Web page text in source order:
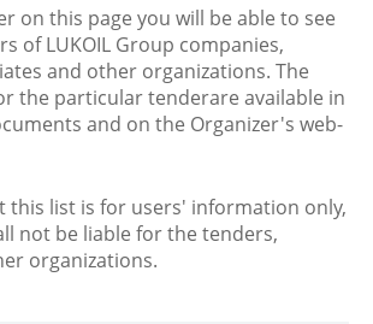
on this page you will be able to see
of LUKOIL Group companies,
and other organizations. The
the particular tenderare available in
and on the Organizer's web-
this list is for users' information only,
not be liable for the tenders,
organizations.